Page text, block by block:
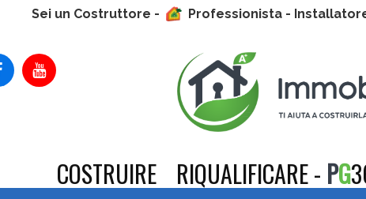
Sei un Costruttore - Professionista -
COSTRUIRE RIQUALIFICARE - PG